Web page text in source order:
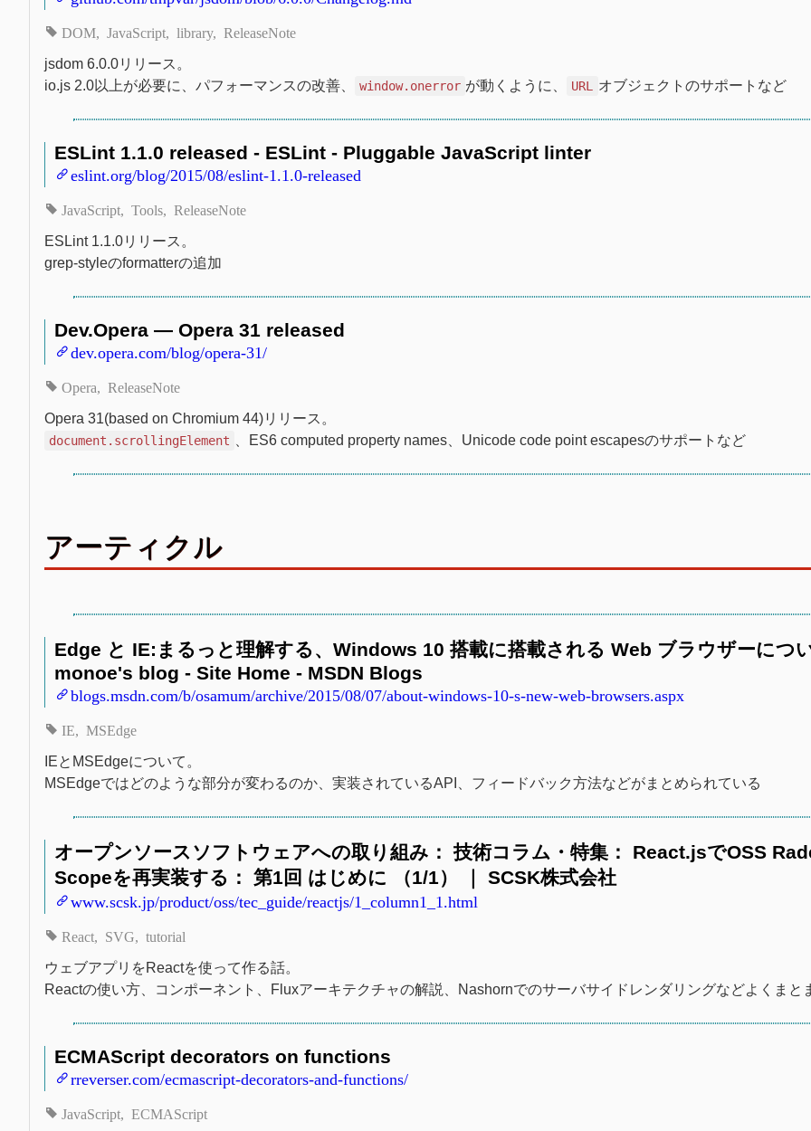
DOM JavaScript library ReleaseNote
jsdom 6.0.0リリース。
io.js 2.0以上が必要に、パフォーマンスの改善、
window.onerror が動くように、 URL オブジェクトのサポートなど
ESLint 1.1.0 released - ESLint - Pluggable JavaScript linter
eslint.org/blog/2015/08/eslint-1.1.0-released
JavaScript Tools ReleaseNote
ESLint 1.1.0リリース。
grep-styleのformatterの追加
Dev.Opera — Opera 31 released
dev.opera.com/blog/opera-31/
Opera ReleaseNote
Opera 31(based on Chromium 44)リリース。
document.scrollingElement 、ES6 computed property names、Unicode code point escapesのサポートなど
アーティクル
Edge と IE:まるっと理解する、Windows 10 搭載に搭載される Web ブラウザーにつ
monoe's blog - Site Home - MSDN Blogs
blogs.msdn.com/b/osamum/archive/2015/08/07/about-windows-10-s-new-web-browsers.aspx
IE MSEdge
IEとMSEdgeについて。
MSEdgeではどのような部分が変わるのか、実装されているAPI、フィードバック方法などがまとめられている
オープンソースソフトウェアへの取り組み： 技術コラム・特集： React.jsでOSS
Scopeを再実装する： 第1回 はじめに （1/1） ｜ SCSK株式会社
www.scsk.jp/product/oss/tec_guide/reactjs/1_column1_1.html
React SVG tutorial
ウェブアプリをReactを使って作る話。
Reactの使い方、コンポーネント、Fluxアーキテクチャの解説、Nashornでのサーバサイドレンダリングなどよくまと
ECMAScript decorators on functions
rreverser.com/ecmascript-decorators-and-functions/
JavaScript ECMAScript